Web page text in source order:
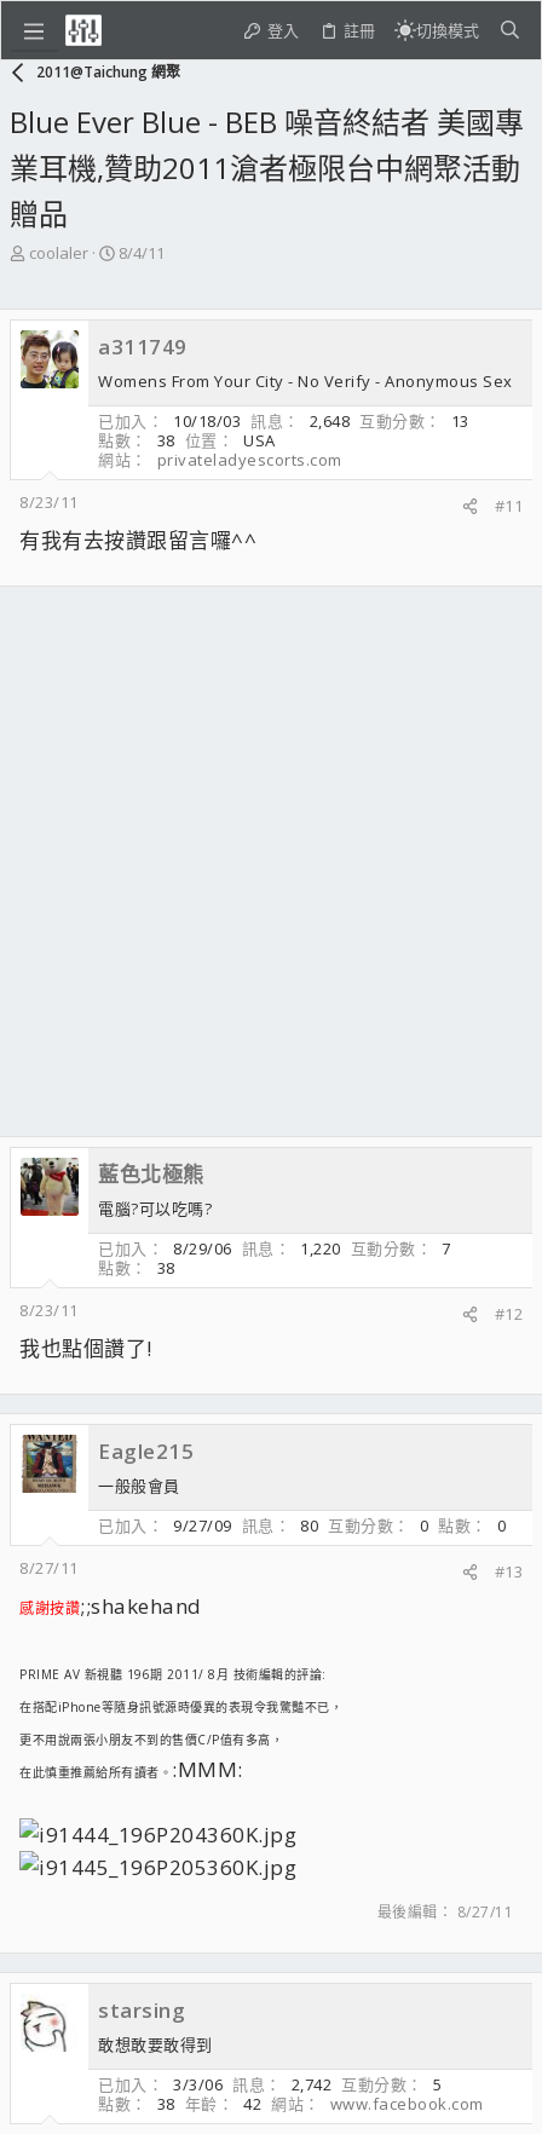
登入 註冊 切換模式
2011@Taichung 網聚
Blue Ever Blue - BEB 噪音終結者 美國專
業耳機,贊助2011滄者極限台中網聚活動
贈品
主
起
人
coolaler
開
期
8/4/11
a311749
Womens From Your City - No Verify - Anonymous Sex
已加入
10/18/03 訊息 2,648 互動分數
13
點數
38 位置
USA
網站
privateladyescorts.com
8/23/11
#11
有我有去按讚跟留言囉^^
藍色北極熊
電腦?可以吃嗎?
已加入
8/29/06 訊息 1,220 互動分數
7
點數
38
8/23/11
#12
我也點個讚了!
Eagle215
一般般會員
已加入
9/27/09 訊息 80 互動分數 0 點數
0
8/27/11
#13
感謝按讚;;shakehand
PRIME AV 新視聽 196期 2011/ 8月 技術編輯的評論:
在搭配iPhone等隨身訊號源時優異的表現令我驚豔不已，
更不用說兩張小朋友不到的售價C/P值有多高，
在此慎重推薦給所有讀者。 :MMM:
最後編輯： 8/27/11
starsing
敢想敢要敢得到
已加入
3/3/06 訊息 2,742 互動分數
5
點數
38 年齡 42 網站
www.facebook.com